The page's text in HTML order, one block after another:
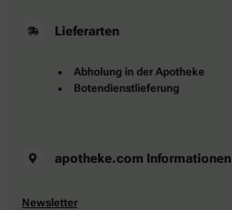
Lieferarten
Abholung in der Apotheke
Botendienstlieferung
apotheke.com Informationen
Newsletter